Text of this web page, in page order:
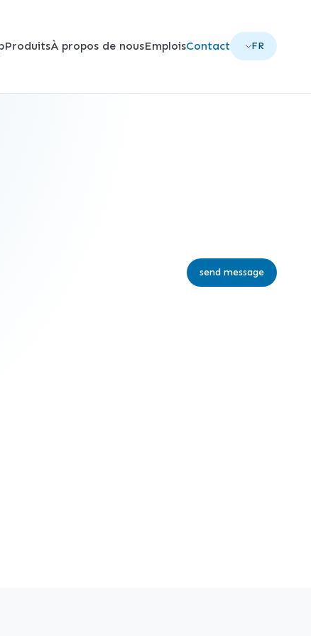
ProduitsÀ propos de nousEmploisContact FR
send message